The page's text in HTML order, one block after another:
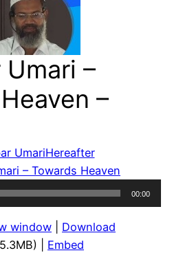
–
–
UmariHereafter
– Towards Heaven
00:00
window
Download
| Embed